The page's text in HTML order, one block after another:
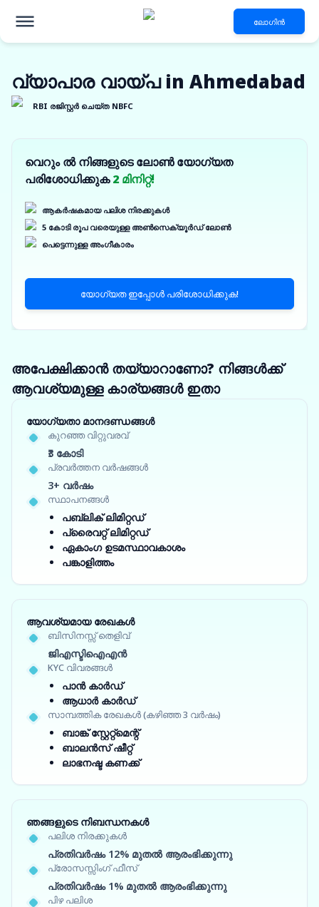
ലോഗിൻ
വ്യാപാര വായ്പ in Ahmedabad
RBI രജിസ്റ്റർ ചെയ്ത NBFC
വെറും ൽ നിങ്ങളുടെ ലോൺ യോഗ്യത
പരിശോധിക്കുക2 മിനിറ്റ്!
ആകർഷകമായ പലിശ നിരക്കുകൾ
5 കോടി രൂപ വരെയുള്ള അൺസെക്യൂർഡ് ലോൺ
പെട്ടെന്നുള്ള അംഗീകാരം
യോഗ്യത ഇപ്പോൾ പരിശോധിക്കുക!
അപേക്ഷിക്കാൻ തയ്യാറാണോ? നിങ്ങൾക്ക്
ആവശ്യമുള്ള കാര്യങ്ങൾ ഇതാ
യോഗ്യതാ മാനദണ്ഡങ്ങൾ
കുറഞ്ഞ വിറ്റുവരവ്
₹3 കോടി
പ്രവർത്തന വർഷങ്ങൾ
3+ വർഷം
സ്ഥാപനങ്ങൾ
പബ്ലിക് ലിമിറ്റഡ്
പ്രൈവറ്റ് ലിമിറ്റഡ്
ഏകാംഗ ഉടമസ്ഥാവകാശം
പങ്കാളിത്തം
ആവശ്യമായ രേഖകൾ
ബിസിനസ്സ് തെളിവ്
ജിഎസ്ടിഐഎൻ
KYC വിവരങ്ങൾ
പാൻ കാർഡ്
ആധാർ കാർഡ്
സാമ്പത്തിക രേഖകൾ (കഴിഞ്ഞ 3 വർഷം)
ബാങ്ക് സ്റ്റേറ്റ്‌മെന്റ്
ബാലൻസ് ഷീറ്റ്
ലാഭനഷ്ട കണക്ക്
ഞങ്ങളുടെ നിബന്ധനകൾ
പലിശ നിരക്കുകൾ
പ്രതിവർഷം 12% മുതൽ ആരംഭിക്കുന്നു
പ്രോസസ്സിംഗ് ഫീസ്
പ്രതിവർഷം 1% മുതൽ ആരംഭിക്കുന്നു
പിഴ പലിശ